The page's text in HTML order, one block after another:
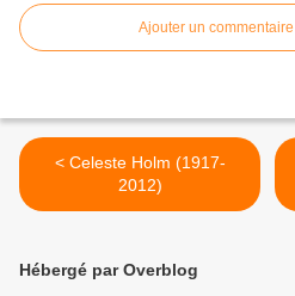
Ajouter un commentaire
< Celeste Holm (1917-
2012)
Hébergé par Overblog